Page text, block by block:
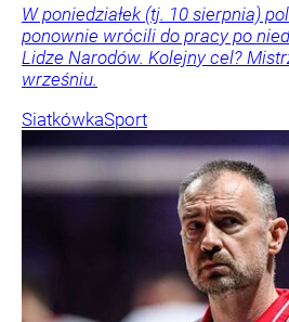
W poniedziałek (tj. 10 sierpnia)
ponownie wrócili do pracy po
Lidze Narodów. Kolejny cel?
wrześniu.
SiatkówkaSport